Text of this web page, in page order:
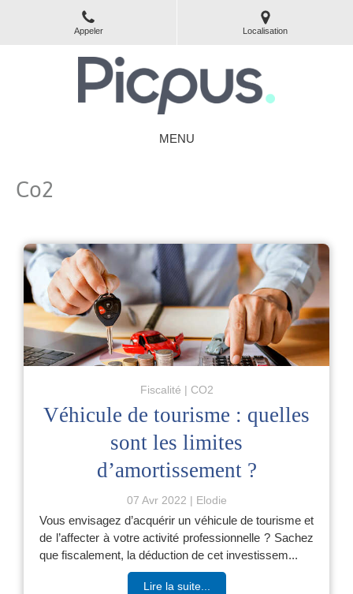
Appeler Localisation
MENU
Co2
Fiscalité CO2
Véhicule de tourisme : quelles
sont les limites
d’amortissement ?
07 Avr 2022 Elodie
Vous envisagez d’acquérir un véhicule de tourisme et
de l’affecter à votre activité professionnelle ? Sachez
que fiscalement, la déduction de cet investissem...
Lire la suite...